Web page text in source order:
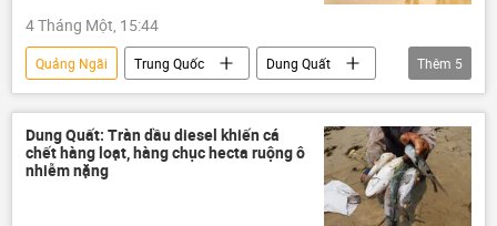
4 Tháng Một, 15:44
Quảng Ngãi Trung Quốc
Dung Quất
Pháp luật
Thế giới
Chính trị
Việt Nam
Kinh tế
Thêm 5
Dung Quất: Tràn dầu diesel khiến cá
chết hàng loạt, hàng chục hecta ruộng ô
nhiễm nặng